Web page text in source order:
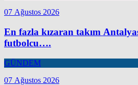
07 Ağustos 2026
En fazla kızaran takım
futbolcu….
GÜNDEM
07 Ağustos 2026